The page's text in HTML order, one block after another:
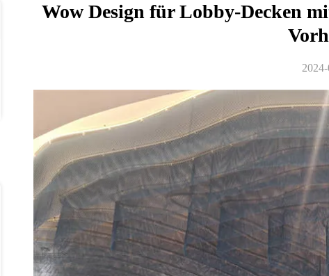
Wow Design für Lobby-Decken